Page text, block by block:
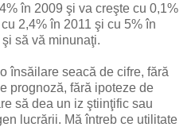
în 2009 şi va creşte cu 0,1%
2,4% în 2011 şi cu 5% în
să vă minunaţi.
însăilare seacă de cifre, fără
prognoză, fără ipoteze de
să dea un iz ştiinţific sau
lucrării. Mă întreb ce utilitate